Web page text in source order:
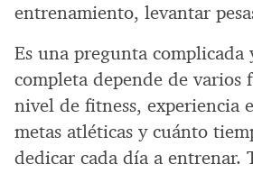
entrenamiento, levantar
Es una pregunta complicada
completa depende de varios
nivel de fitness, experiencia
metas atléticas y cuánto
dedicar cada día a entrenar.